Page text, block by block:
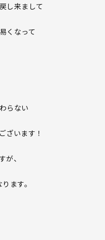
し来まして
くなって
らない
ざいます！
、
ます。